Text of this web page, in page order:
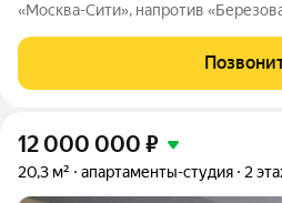
«Москва-Сити», напротив
фитнес-центр 3000 м, 5
новый деловой
12 000 000 ₽
20,3 м² апартаменты-студия 2